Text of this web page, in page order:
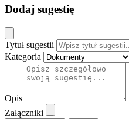
Dodaj sugestię
Tytuł sugestii
Kategoria
Opis
Załączniki